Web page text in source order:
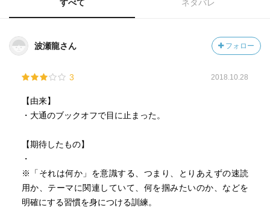
すべて ネタバレ
波瀬龍さん フォロー
3 2018.10.28
【由来】
・大通のブックオフで目に止まった。
【期待したもの】
・
※「それは何か」を意識する、つまり、とりあえずの速読
用か、テーマに関連していて、何を掴みたいのか、などを
明確にする習慣を身につける訓練。